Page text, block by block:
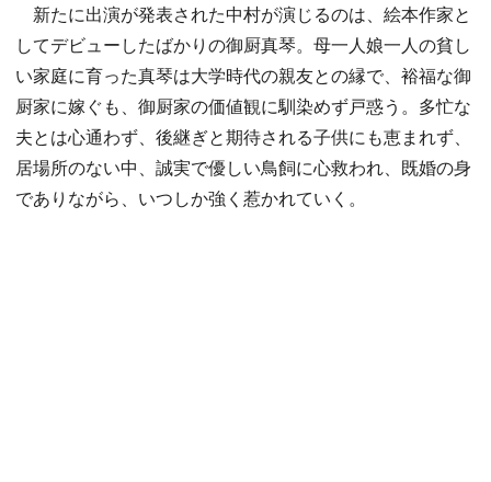
新たに出演が発表された中村が演じるのは、絵本作家と
してデビューしたばかりの御厨真琴。母一人娘一人の貧し
い家庭に育った真琴は大学時代の親友との縁で、裕福な御
厨家に嫁ぐも、御厨家の価値観に馴染めず戸惑う。多忙な
夫とは心通わず、後継ぎと期待される子供にも恵まれず、
居場所のない中、誠実で優しい鳥飼に心救われ、既婚の身
でありながら、いつしか強く惹かれていく。